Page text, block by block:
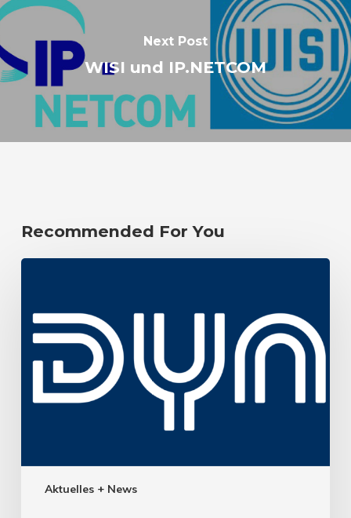
Next Post
WISI und IP.NETCOM
Recommended For You
Aktuelles + News